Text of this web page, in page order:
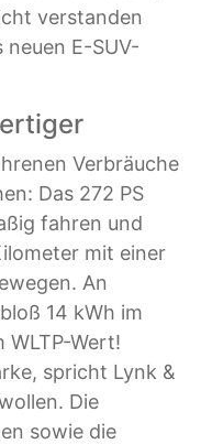
verstanden
neuen E-SUV-
Verbräuche
Das 272 PS
fahren und
mit einer
An
14 kWh im
Wert!
spricht Lynk &
Die
sowie die